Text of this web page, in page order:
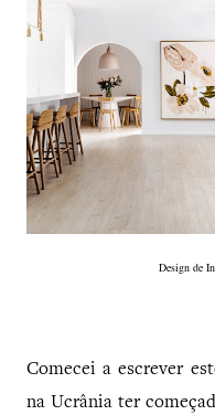
Design de
Comecei a escrever
na Ucrânia ter